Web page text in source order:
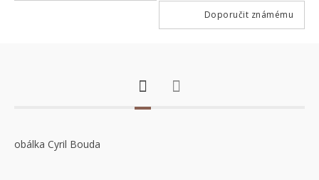
Doporučit známému
obálka Cyril Bouda